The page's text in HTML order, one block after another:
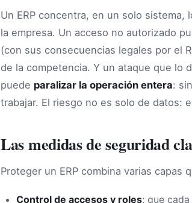
Un ERP concentra, en un solo sistema,
la empresa. Un acceso no autorizado
(con sus consecuencias legales por el
de la competencia. Y un ataque que
puede paralizar la operación entera:
trabajar. El riesgo no es solo de datos:
Las medidas de seguridad
Proteger un ERP combina varias capas
Control de accesos y roles: que